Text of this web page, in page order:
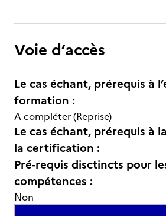
Voie d’accès
Le cas échant, prérequis à
formation :
A compléter (Reprise)
Le cas échant, prérequis à
la certification :
Pré-requis disctincts pour
compétences :
Non